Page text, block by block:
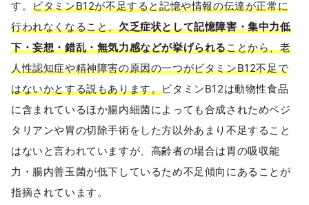
す。ビタミンB12が不足すると記憶や情報の伝達が正常に
行われなくなること、欠乏症状として記憶障害・集中力低
下・妄想・錯乱・無気力感などが挙げられることから、老
人性認知症や精神障害の原因の一つがビタミンB12不足で
はないかとする説もあります。ビタミンB12は動物性食品
に含まれているほか腸内細菌によっても合成されためベジ
タリアンや胃の切除手術をした方以外あまり不足すること
はないと言われていますが、高齢者の場合は胃の吸収能
力・腸内善玉菌が低下しているため不足傾向にあることが
指摘されています。